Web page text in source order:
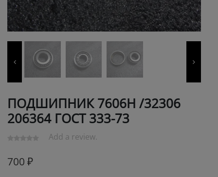
ПОДШИПНИК 7606Н /32306
206364 ГОСТ 333-73
Add a review.
700 ₽